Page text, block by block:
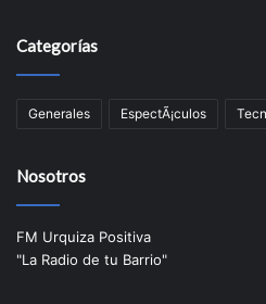
Categorías
Generales EspectÃ¡culos
Nosotros
FM Urquiza Positiva
"La Radio de tu Barrio"